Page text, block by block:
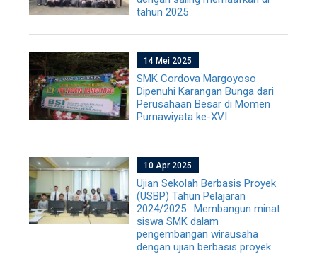
tahun 2025
14 Mei 2025
SMK Cordova Margoyoso
Dipenuhi Karangan Bunga dari
Perusahaan Besar di Momen
Purnawiyata ke-XVI
10 Apr 2025
Ujian Sekolah Berbasis Proyek
(USBP) Tahun Pelajaran
2024/2025 : Membangun minat
siswa SMK dalam
pengembangan wirausaha
dengan ujian berbasis proyek